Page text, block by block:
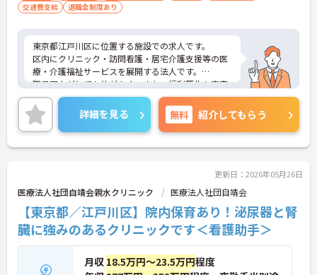
交通費支給
退職金制度あり
東京都江戸川区に位置する施設での求人です。
区内にクリニック・訪問看護・居宅介護支援等の医
療・介護福祉サービスを展開する法人です。
職員同士がとても仲がよく、また、福利厚生も充実
しており、職場環境の整備にも力を入れています。
ご興味のある方はお気軽にお問い合わせ下さい。
詳細を見る 無料 紹介してもらう
更新日：2026年05月26日
医療法人社団自靖会親水クリニック 医療法人社団自靖会
【東京都／江戸川区】院内保育あり！泌尿器と腎
臓に強みのあるクリニックです＜看護助手＞
月収 18.5万円～23.5万円程度